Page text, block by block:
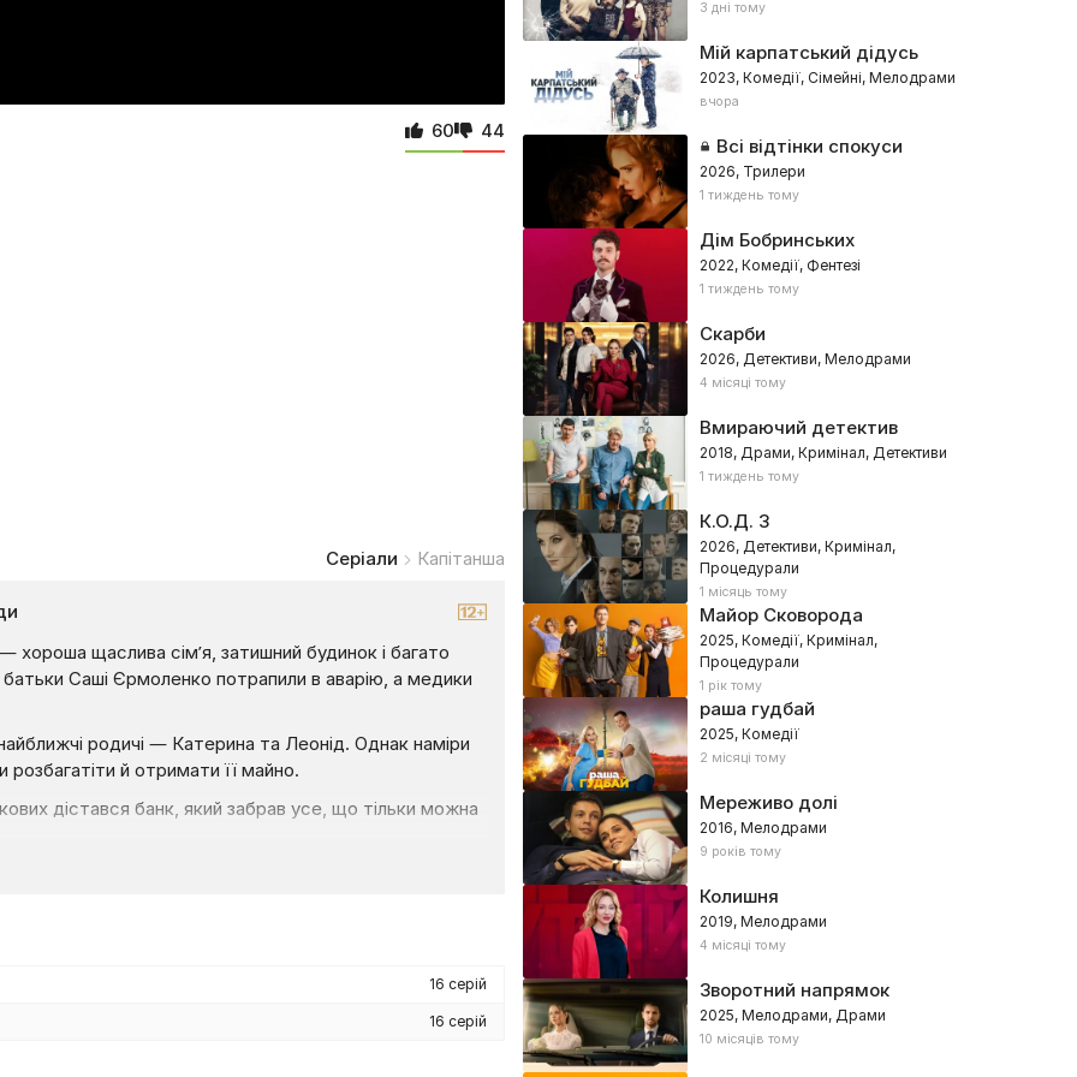
60 44
Серіали Капітанша
хороша щаслива сім’я, затишний будинок і багато
Саші Єрмоленко потрапили в аварію, а медики
родичі — Катерина та Леонід. Однак наміри
розбагатіти й отримати її майно.
дістався банк, який забрав усе, що тільки можна
перетворити жахливий шлюб на щасливу сім’ю.
16 серій
16 серій
3 дні тому
Мій карпатський дідусь
2023, Комедії, Сімейні, Мелодрами
вчора
Всі відтінки спокуси
2026, Трилери
1 тиждень тому
Дім Бобринських
2022, Комедії, Фентезі
1 тиждень тому
Скарби
2026, Детективи, Мелодрами
4 місяці тому
Вмираючий детектив
2018, Драми, Кримінал, Детективи
1 тиждень тому
К.О.Д. 3
2026, Детективи, Кримінал,
Процедурали
1 місяць тому
Майор Сковорода
2025, Комедії, Кримінал,
Процедурали
1 рік тому
раша гудбай
2025, Комедії
2 місяці тому
Мереживо долі
2016, Мелодрами
9 років тому
Колишня
2019, Мелодрами
4 місяці тому
Зворотний напрямок
2025, Мелодрами, Драми
10 місяців тому